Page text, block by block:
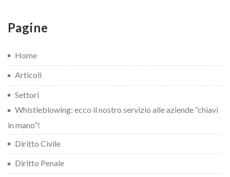
Pagine
Home
Articoli
Settori
Whistleblowing: ecco il nostro servizio alle aziende “chiavi
in mano”!
Diritto Civile
Diritto Penale